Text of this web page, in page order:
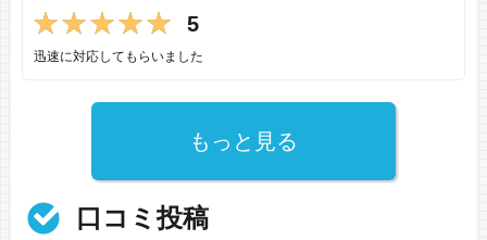
5
迅速に対応してもらいました
もっと見る
口コミ投稿